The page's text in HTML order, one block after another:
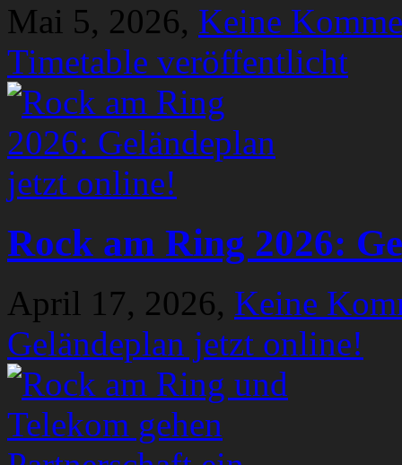
Mai 5, 2026, Keine
Timetable veröffentlicht
Rock am Ring 2026:
April 17, 2026, Keine
Geländeplan jetzt online!